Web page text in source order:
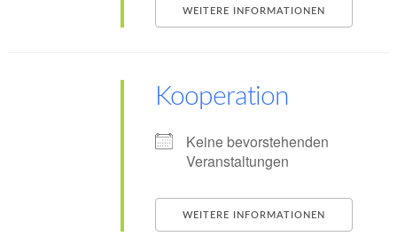
WEITERE INFORMATIONEN
Kooperation
Keine bevorstehenden
Veranstaltungen
WEITERE INFORMATIONEN